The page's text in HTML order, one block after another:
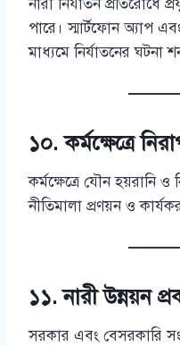
নারী নির্যাতন প্রতিরোধে
পারে। স্মার্টফোন অ্যাপ
মাধ্যমে নির্যাতনের ঘটনা
১০. কর্মক্ষেত্রে
কর্মক্ষেত্রে যৌন হয়রানি ও
নীতিমালা প্রণয়ন ও
১১. নারী উন্নয়ন
সরকার এবং বেসরকারি